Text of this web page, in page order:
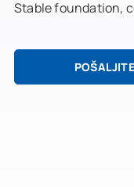
Stable foundation,